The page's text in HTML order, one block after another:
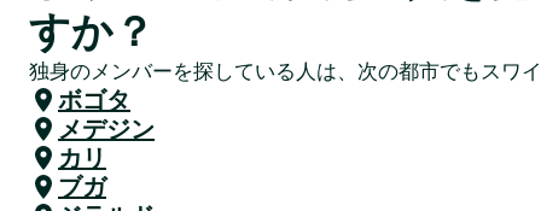
すか？
独身のメンバーを探している人は、次の都市でもスワ
ボゴタ
メデジン
カリ
ブガ